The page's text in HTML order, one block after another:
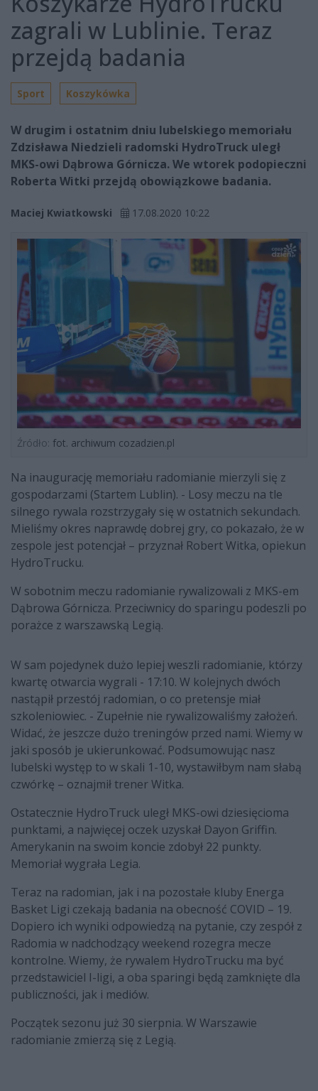
zagrali w Lublinie. Teraz
przejdą badania
Sport Koszykówka
W drugim i ostatnim dniu lubelskiego memoriału
Zdzisława Niedzieli radomski HydroTruck uległ
MKS-owi Dąbrowa Górnicza. We wtorek podopieczni
Roberta Witki przejdą obowiązkowe badania.
Maciej Kwiatkowski 17.08.2020 10:22
Źródło: fot. archiwum cozadzien.pl
Na inaugurację memoriału radomianie mierzyli się z
gospodarzami (Startem Lublin). - Losy meczu na tle
silnego rywala rozstrzygały się w ostatnich sekundach.
Mieliśmy okres naprawdę dobrej gry, co pokazało, że w
zespole jest potencjał – przyznał Robert Witka, opiekun
HydroTrucku.
W sobotnim meczu radomianie rywalizowali z MKS-em
Dąbrowa Górnicza. Przeciwnicy do sparingu podeszli po
porażce z warszawską Legią.
W sam pojedynek dużo lepiej weszli radomianie, którzy
kwartę otwarcia wygrali - 17:10. W kolejnych dwóch
nastąpił przestój radomian, o co pretensje miał
szkoleniowiec. - Zupełnie nie rywalizowaliśmy założeń.
Widać, że jeszcze dużo treningów przed nami. Wiemy w
jaki sposób je ukierunkować. Podsumowując nasz
lubelski występ to w skali 1-10, wystawiłbym nam słabą
czwórkę – oznajmił trener Witka.
Ostatecznie HydroTruck uległ MKS-owi dziesięcioma
punktami, a najwięcej oczek uzyskał Dayon Griffin.
Amerykanin na swoim koncie zdobył 22 punkty.
Memoriał wygrała Legia.
Teraz na radomian, jak i na pozostałe kluby Energa
Basket Ligi czekają badania na obecność COVID – 19.
Dopiero ich wyniki odpowiedzą na pytanie, czy zespół z
Radomia w nadchodzący weekend rozegra mecze
kontrolne. Wiemy, że rywalem HydroTrucku ma być
przedstawiciel I-ligi, a oba sparingi będą zamknięte dla
publiczności, jak i mediów.
Początek sezonu już 30 sierpnia. W Warszawie
radomianie zmierzą się z Legią.